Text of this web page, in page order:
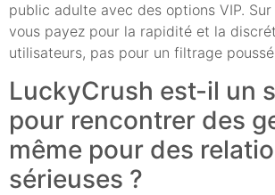
public adulte avec des options VIP. Sur
vous payez pour la rapidité et la
utilisateurs, pas pour un filtrage
LuckyCrush est-il un
pour rencontrer des
même pour des
sérieuses ?